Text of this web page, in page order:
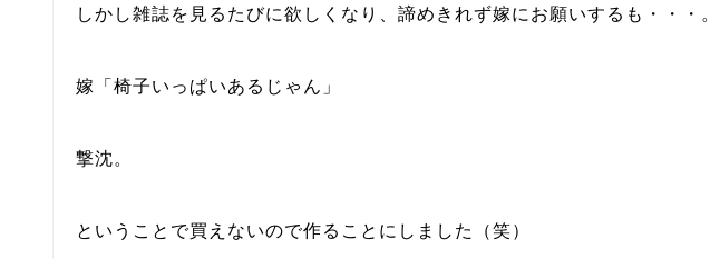
しかし雑誌を見るたびに欲しくなり、諦めきれず嫁にお願いするも・・・。
嫁「椅子いっぱいあるじゃん」
撃沈。
ということで買えないので作ることにしました（笑）